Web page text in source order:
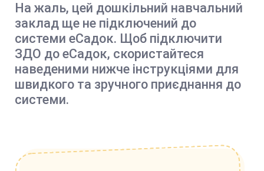
На жаль, цей дошкільний навчальний
заклад ще не підключений до
системи еСадок. Щоб підключити
ЗДО до еСадок, скористайтеся
наведеними нижче інструкціями для
швидкого та зручного приєднання до
системи.